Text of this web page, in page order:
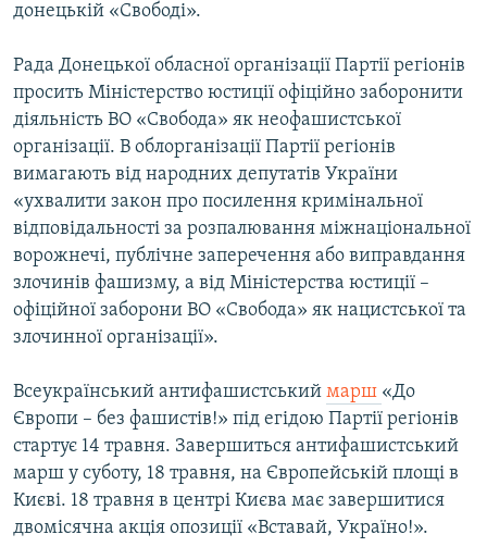
донецькій «Свободі».
Рада Донецької обласної організації Партії регіонів
просить Міністерство юстиції офіційно заборонити
діяльність ВО «Свобода» як неофашистської
організації. В облорганізації Партії регіонів
вимагають від народних депутатів України
«ухвалити закон про посилення кримінальної
відповідальності за розпалювання міжнаціональної
ворожнечі, публічне заперечення або виправдання
злочинів фашизму, а від Міністерства юстиції –
офіційної заборони ВО «Свобода» як нацистської та
злочинної організації».
Всеукраїнський антифашистський марш «До
Європи – без фашистів!» під егідою Партії регіонів
стартує 14 травня. Завершиться антифашистський
марш у суботу, 18 травня, на Європейській площі в
Києві. 18 травня в центрі Києва має завершитися
двомісячна акція опозиції «Вставай, Україно!».